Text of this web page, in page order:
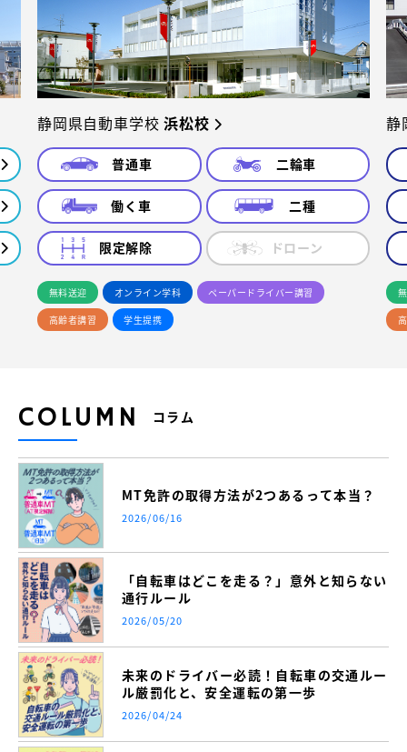
静岡県自動車学校浜松校
普通車 二輪車
働く車 二種
限定解除 ドローン
無料送迎 オンライン学科
ペーパードライバー講習
高齢者講習
学生提携
静
COLUMN コラム
MT免許の取得方法が2つあるって本当？
2026/06/16
「自転車はどこを走る？」意外と知らない
通行ルール
2026/05/20
未来のドライバー必読！自転車の交通ルー
ル厳罰化と、安全運転の第一歩
2026/04/24